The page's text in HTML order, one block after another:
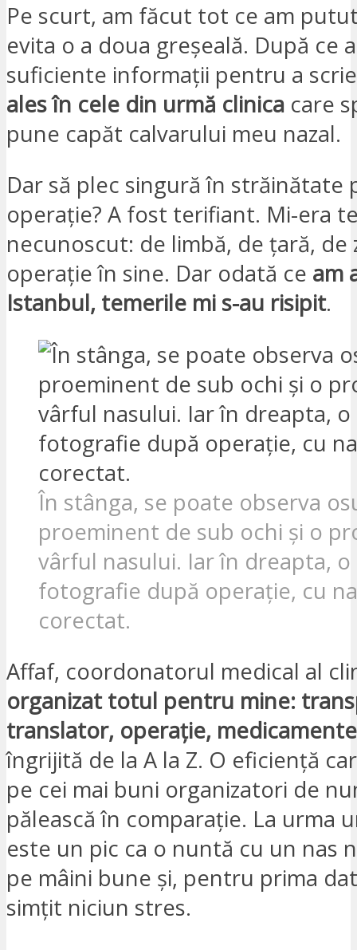
Pe scurt, am făcut tot ce am
evita o a doua greșeală. După ce
suficiente informații pentru a
ales în cele din urmă clinica care
pune capăt calvarului meu nazal.
Dar să plec singură în străinătate
operație? A fost terifiant. Mi-era
necunoscut: de limbă, de țară, de
operație în sine. Dar odată ce am
Istanbul, temerile mi s-au risipit.
În stânga, se poate observa
proeminent de sub ochi și o
vârful nasului. Iar în dreapta, o
fotografie după operație, cu
corectat.
Affaf, coordonatorul medical al
organizat totul pentru mine:
translator, operație, medicamente
îngrijită de la A la Z. O eficiență
pe cei mai buni organizatori de
pălească în comparație. La urma
este un pic ca o nuntă cu un nas
pe mâini bune și, pentru prima
simțit niciun stres.